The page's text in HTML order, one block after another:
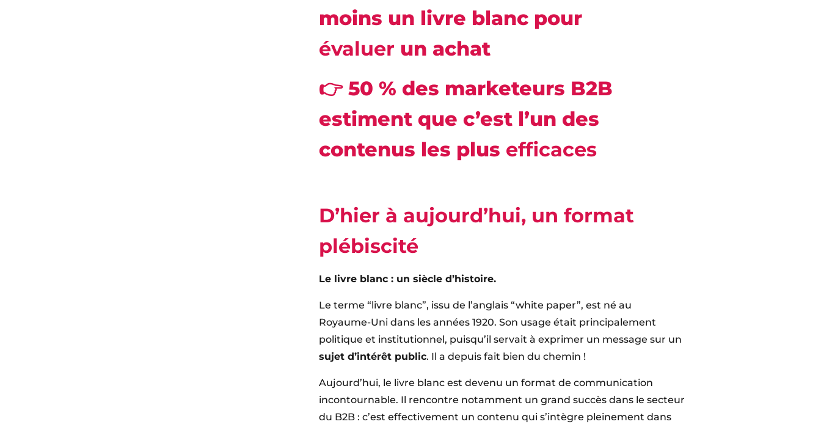
moins un livre blanc pour
évaluer un achat
👉 50 % des marketeurs B2B
estiment que c’est l’un des
contenus les plus efficaces
D’hier à aujourd’hui, un format
plébiscité
Le livre blanc : un siècle d’histoire.
Le terme “livre blanc”, issu de l’anglais “white paper”, est né au
Royaume-Uni dans les années 1920. Son usage était principalement
politique et institutionnel, puisqu’il servait à exprimer un message sur un
sujet d’intérêt public. Il a depuis fait bien du chemin !
Aujourd’hui, le livre blanc est devenu un format de communication
incontournable. Il rencontre notamment un grand succès dans le secteur
du B2B : c’est effectivement un contenu qui s’intègre pleinement dans